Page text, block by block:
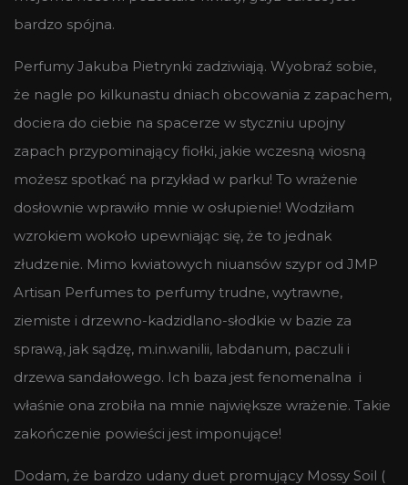
bardzo spójna.
Perfumy Jakuba Pietrynki zadziwiają. Wyobraź sobie,
że nagle po kilkunastu dniach obcowania z zapachem,
dociera do ciebie na spacerze w styczniu upojny
zapach przypominający fiołki, jakie wczesną wiosną
możesz spotkać na przykład w parku! To wrażenie
dosłownie wprawiło mnie w osłupienie! Wodziłam
wzrokiem wokoło upewniając się, że to jednak
złudzenie. Mimo kwiatowych niuansów szypr od JMP
Artisan Perfumes to perfumy trudne, wytrawne,
ziemiste i drzewno-kadzidlano-słodkie w bazie za
sprawą, jak sądzę, m.in.wanilii, labdanum, paczuli i
drzewa sandałowego. Ich baza jest fenomenalna i
właśnie ona zrobiła na mnie największe wrażenie. Takie
zakończenie powieści jest imponujące!
Dodam, że bardzo udany duet promujący Mossy Soil (